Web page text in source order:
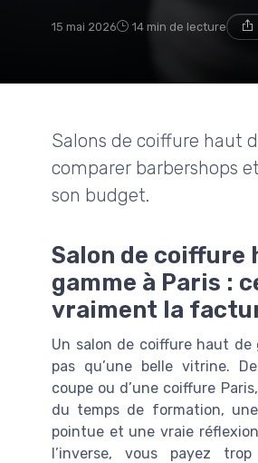
15 mai 2026 14 min de lecture
Salons de coiffure haut
comparer barbershops
son budget.
Salon de coiffure
gamme à Paris :
vraiment la
Un salon de coiffure haut de
pas qu’une belle vitrine.
coupe ou d’une coiffure
du temps de formation,
pointue et une vraie
l’inverse, vous payez